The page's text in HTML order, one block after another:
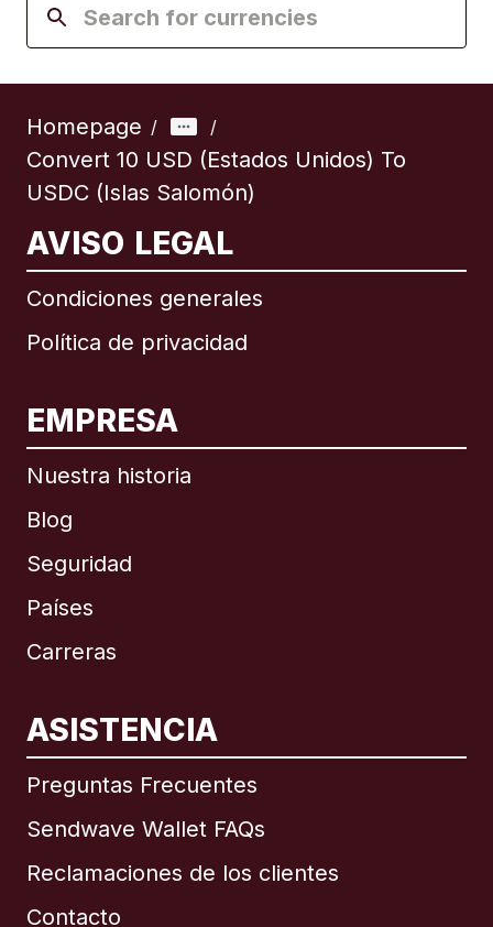
Homepage / /
Convert 10 USD (Estados Unidos) To
USDC (Islas Salomón)
AVISO LEGAL
Condiciones generales
Política de privacidad
EMPRESA
Nuestra historia
Blog
Seguridad
Países
Carreras
ASISTENCIA
Preguntas Frecuentes
Sendwave Wallet FAQs
Reclamaciones de los clientes
Contacto
Internacional English
Brasil